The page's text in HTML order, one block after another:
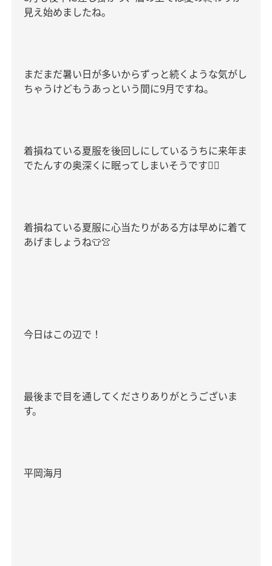
見え始めましたね。
まだまだ暑い日が多いからずっと続くような気がし
ちゃうけどもうあっという間に9月ですね。
着損ねている夏服を後回しにしているうちに来年ま
でたんすの奥深くに眠ってしまいそうです😮‍💨
着損ねている夏服に心当たりがある方は早めに着て
あげましょうね👕👚
今日はこの辺で！
最後まで目を通してくださりありがとうございま
す。
平岡海月